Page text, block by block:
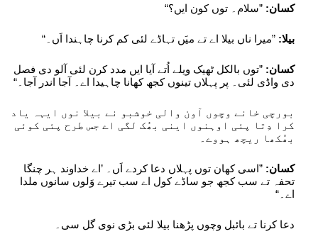
کسان: ”سلام۔ توں کون ایں؟“
بیلا: ”میرا ناں بیلا اے تے میَں تہاڈے لئی کم کرنا چاہندا اَں۔“
کسان: ”توں بالکل ٹھیک ویلے اُتے آیا ایں مدد کرن لئی آلو دی فصل
دی واڈی لئی۔ پر پہلاں تینوں کجھ کھانا چاہیدا اے۔ آجا اندر آجا۔“
بورچی خانے وچوں آون والی خوشبو نے بیلا نوں ایہہ یاد
کرا دِتا پئی اوہنوں اینی بھُک لگی اے جس طرح پئی کوئی
بھُکھا ریچھ ہووے۔
کسان: ”اسی کھان توں پہلاں دعا کردے اَں۔ ’اے خداوند ہر چنگا
تحفہ تے سب کجھ جو ساڈے کول اے سب تیرے وَلوں سانوں ملدا
اے۔“
دعا کرنا تے بائبل وچوں پڑھنا بیلا لئی بڑی نوی گل سی۔